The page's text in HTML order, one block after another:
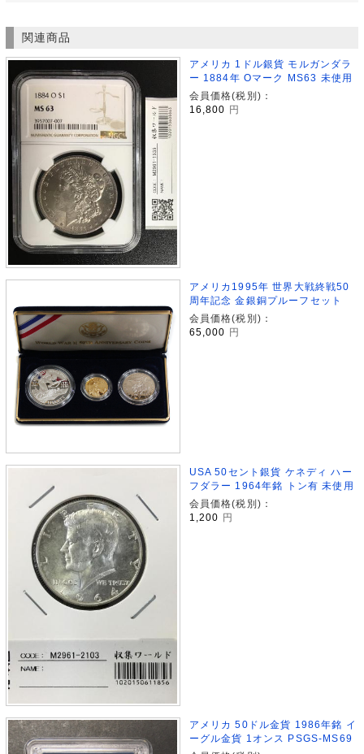
関連商品
アメリカ 1ドル銀貨 モルガンダラ
ー 1884年 Oマーク MS63 未使用
会員価格(税別)：
16,800
円
アメリカ1995年 世界大戦終戦50
周年記念 金銀銅プルーフセット
会員価格(税別)：
65,000 円
USA 50セント銀貨 ケネディ ハー
フダラー 1964年銘 トン有 未使用
会員価格(税別)：
1,200
円
アメリカ 50ドル金貨 1986年銘 イ
ーグル金貨 1オンス PSGS-MS69